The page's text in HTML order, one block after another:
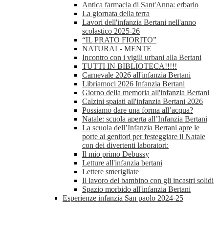
Antica farmacia di Sant'Anna: erbario
La giornata della terra
Lavori dell'infanzia Bertani nell'anno
scolastico 2025-26
“IL PRATO FIORITO”
NATURAL- MENTE
Incontro con i vigili urbani alla Bertani
TUTTI IN BIBLIOTECA!!!!!
Carnevale 2026 all'infanzia Bertani
Libriamoci 2026 Infanzia Bertani
Giorno della memoria all'infanzia Bertani
Calzini spaiati all'infanzia Bertani 2026
Possiamo dare una forma all’acqua?
Natale: scuola aperta all’Infanzia Bertani
La scuola dell’Infanzia Bertani apre le
porte ai genitori per festeggiare il Natale
con dei divertenti laboratori:
Il mio primo Debussy
Letture all'infanzia bertani
Lettere smerigliate
Il lavoro del bambino con gli incastri solidi
Spazio morbido all'infanzia Bertani
Esperienze infanzia San paolo 2024-25